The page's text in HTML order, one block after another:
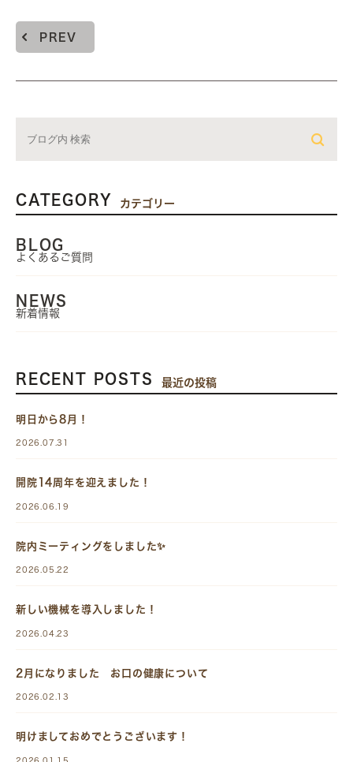
PREV
CATEGORY カテゴリー
BLOG
よくあるご質問
NEWS
新着情報
RECENT POSTS 最近の投稿
明日から8月！
2026.07.31
開院14周年を迎えました！
2026.06.19
院内ミーティングをしました✨
2026.05.22
新しい機械を導入しました！
2026.04.23
2月になりました お口の健康について
2026.02.13
明けましておめでとうございます！
2026.01.15